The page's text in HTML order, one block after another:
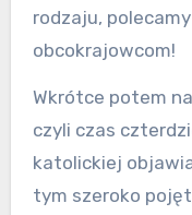
rodzaju,
obcokrajowcom!
Wkrótce potem
czyli czas
katolickiej
tym szeroko